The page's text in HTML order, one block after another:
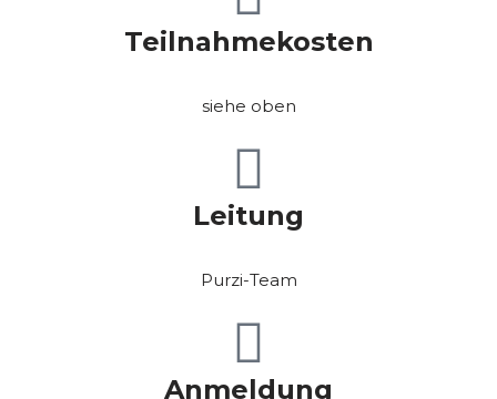
Teilnahmekosten
siehe oben
Leitung
Purzi-Team
Anmeldung